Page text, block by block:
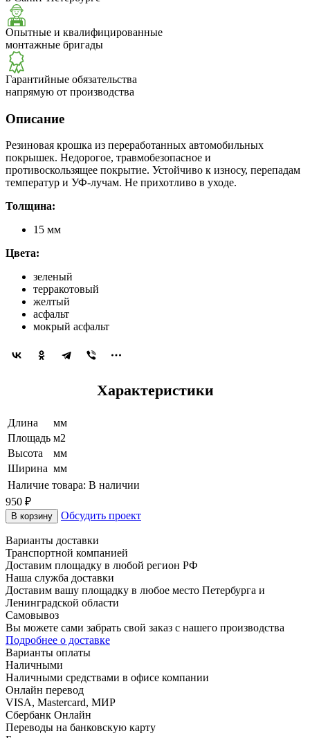
Опытные и квалифицированные
монтажные бригады
Гарантийные обязательства
напрямую от производства
Описание
Резиновая крошка из переработанных автомобильных
покрышек. Недорогое, травмобезопасное и
противоскользящее покрытие. Устойчиво к износу, перепадам
температур и УФ-лучам. Не прихотливо в уходе.
Толщина:
15 мм
Цвета:
зеленый
терракотовый
желтый
асфальт
мокрый асфальт
Характеристики
Длина
мм
Площадь м2
Высота
мм
Ширина мм
Наличие товара: В наличии
950 ₽
В корзину Обсудить проект
Варианты доставки
Транспортной компанией
Доставим площадку в любой регион РФ
Наша служба доставки
Доставим вашу площадку в любое место Петербурга и
Ленинградской области
Самовывоз
Вы можете сами забрать свой заказ с нашего производства
Подробнее о доставке
Варианты оплаты
Наличными
Наличными средствами в офисе компании
Онлайн перевод
VISA, Mastercard, МИР
Сбербанк Онлайн
Переводы на банковскую карту